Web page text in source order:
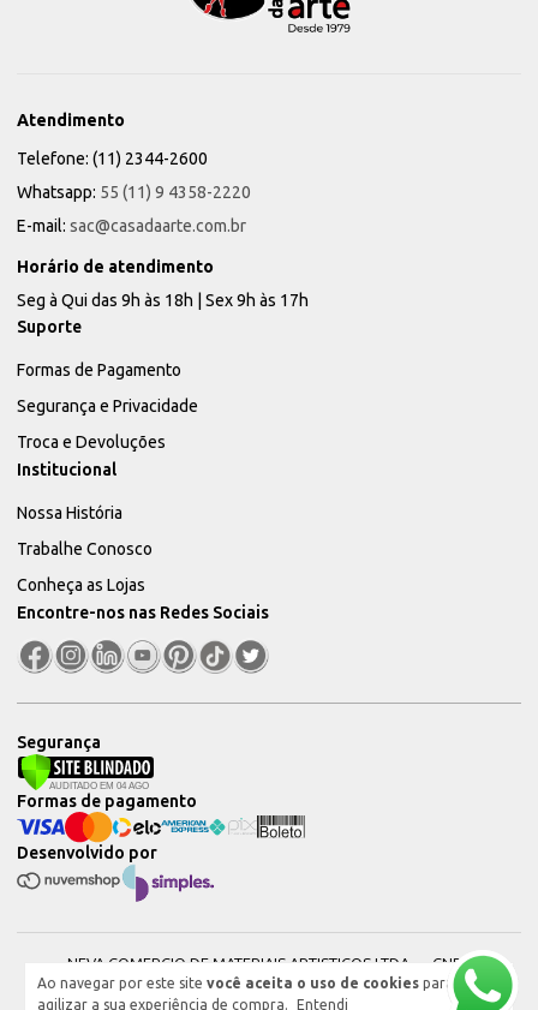
Ao navegar por este site você aceita o uso de cookies para
agilizar a sua experiência de compra.
Entendi
Atendimento
Telefone: (11) 2344-2600
Whatsapp: 55 (11) 9 4358-2220
E-mail: sac@casadaarte.com.br
Horário de atendimento
Seg à Qui das 9h às 18h | Sex 9h às 17h
Suporte
Formas de Pagamento
Segurança e Privacidade
Troca e Devoluções
Institucional
Nossa História
Trabalhe Conosco
Conheça as Lojas
Encontre-nos nas Redes Sociais
Segurança
Desenvolvido por
Formas de pagamento
NEVA COMERCIO DE MATERIAIS ARTISTICOS LTDA — CNPJ:
51604544000101 © 2026. Todos os direitos reservados.